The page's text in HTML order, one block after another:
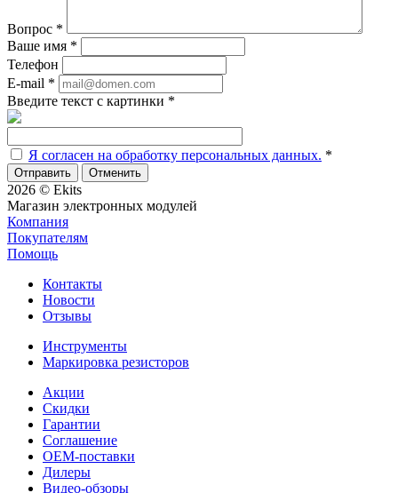
Вопрос *
Ваше имя *
Телефон
E-mail *
Введите текст с картинки *
Я согласен на обработку персональных данных. *
Отменить
2026 © Ekits
Магазин электронных модулей
Компания
Покупателям
Помощь
Контакты
Новости
Отзывы
Инструменты
Маркировка резисторов
Акции
Скидки
Гарантии
Соглашение
OEM-поставки
Дилеры
Видео-обзоры